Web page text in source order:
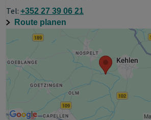
Tel: +352 27 39 06 21
Route planen